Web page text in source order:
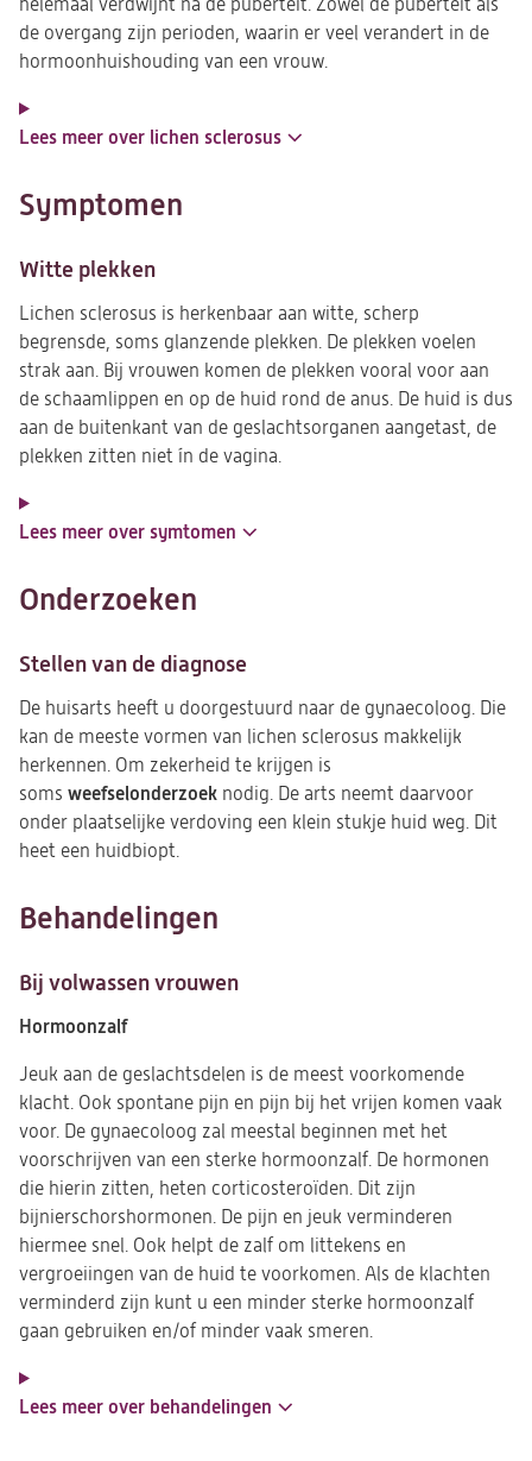
helemaal verdwijnt na de puberteit. Zowel de puberteit als
de overgang zijn perioden, waarin er veel verandert in de
hormoonhuishouding van een vrouw.
Lees meer over lichen sclerosus
Symptomen
Witte plekken
Lichen sclerosus is herkenbaar aan witte, scherp
begrensde, soms glanzende plekken. De plekken voelen
strak aan. Bij vrouwen komen de plekken vooral voor aan
de schaamlippen en op de huid rond de anus. De huid is dus
aan de buitenkant van de geslachtsorganen aangetast, de
plekken zitten niet ín de vagina.
Lees meer over symtomen
Onderzoeken
Stellen van de diagnose
De huisarts heeft u doorgestuurd naar de gynaecoloog. Die
kan de meeste vormen van lichen sclerosus makkelijk
herkennen. Om zekerheid te krijgen is
soms weefselonderzoek nodig. De arts neemt daarvoor
onder plaatselijke verdoving een klein stukje huid weg. Dit
heet een huidbiopt.
Behandelingen
Bij volwassen vrouwen
Hormoonzalf
Jeuk aan de geslachtsdelen is de meest voorkomende
klacht. Ook spontane pijn en pijn bij het vrijen komen vaak
voor. De gynaecoloog zal meestal beginnen met het
voorschrijven van een sterke hormoonzalf. De hormonen
die hierin zitten, heten corticosteroïden. Dit zijn
bijnierschorshormonen. De pijn en jeuk verminderen
hiermee snel. Ook helpt de zalf om littekens en
vergroeiingen van de huid te voorkomen. Als de klachten
verminderd zijn kunt u een minder sterke hormoonzalf
gaan gebruiken en/of minder vaak smeren.
Lees meer over behandelingen